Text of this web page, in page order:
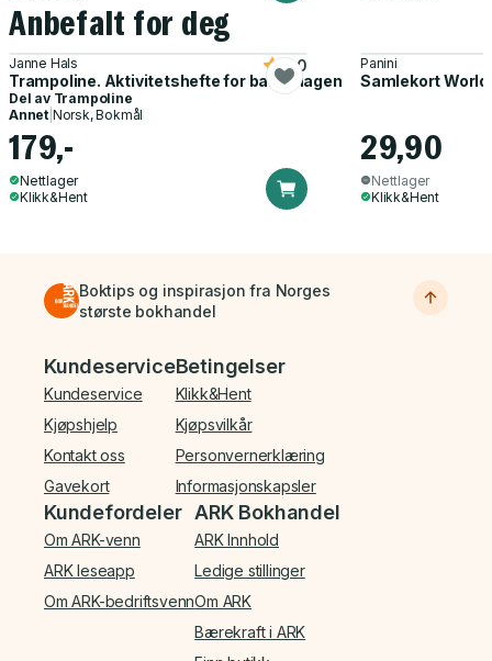
Anbefalt for deg
Janne Hals
Trampoline. Aktivitetshefte for barnehagen
5.0
Del av Trampoline
Annet Norsk, Bokmål
179,-
Nettlager
Klikk&Hent
Panini
Samlekort
29,90
Nettlager
Klikk&Hent
Boktips og inspirasjon fra Norges
største bokhandel
Bunnmeny
Kundeservice
Kundeservice
Kjøpshjelp
Kontakt oss
Gavekort
Betingelser
Klikk&Hent
Kjøpsvilkår
Personvernerklæring
Informasjonskapsler
Kundefordeler
Om ARK-venn
ARK leseapp
Om ARK-bedriftsvenn
ARK Bokhandel
ARK Innhold
Ledige stillinger
Om ARK
Bærekraft i ARK